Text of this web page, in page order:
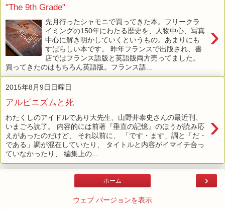
"The 9th Grade"
›
先月行ったシャモニで買ってきた本。フリークラ
イミングの150年にわたる歴史を、人物中心、写真
中心に解き明かしていくというもの。あまりにも
すばらしい本です。 昨年フランスで出版され、書
店ではフランス語版と英語版両方売ってました。
買ってきたのはもちろん英語版。フランス語...
2015年8月9日日曜日
アルピニズムと死
›
わたくしのアイドルであり大先生、山野井泰史さんの最近刊、
いまごろ読了。 内容的には前著『垂直の記憶』のほうが読み応
えがあったのだけど、 それ以前に、 「です・ます」調と「だ・
である」調が混在していたり、 タイトルと内容がイマイチ合っ
ていなかったり、 編集上の...
›
ホーム
ウェブ バージョンを表示